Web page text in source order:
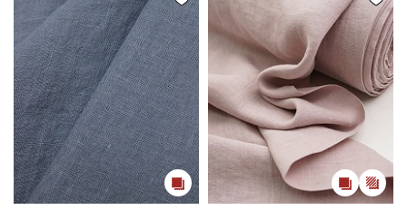
Секретная рассылка от Купава
Мы публикуем здесь дополнительные
промокоды и скидки до 30% на узкие
категории тканей